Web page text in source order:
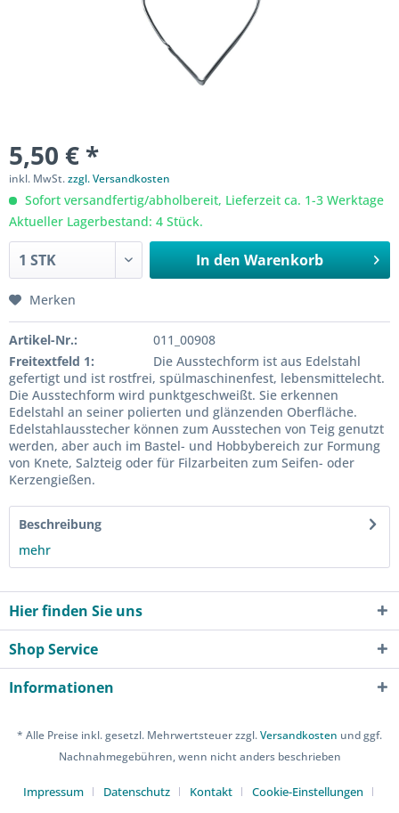
5,50 € *
inkl. MwSt.zzgl. Versandkosten
Sofort versandfertig/abholbereit, Lieferzeit ca. 1-3 Werktage
Aktueller Lagerbestand: 4 Stück.
In den Warenkorb
Merken
Artikel-Nr.:
011_00908
Freitextfeld 1:
Die Ausstechform ist aus Edelstahl
gefertigt und ist rostfrei, spülmaschinenfest, lebensmittelecht.
Die Ausstechform wird punktgeschweißt. Sie erkennen
Edelstahl an seiner polierten und glänzenden Oberfläche.
Edelstahlausstecher können zum Ausstechen von Teig genutzt
werden, aber auch im Bastel- und Hobbybereich zur Formung
von Knete, Salzteig oder für Filzarbeiten zum Seifen- oder
Kerzengießen.
Beschreibung
mehr
Hier finden Sie uns
Shop Service
Informationen
* Alle Preise inkl. gesetzl. Mehrwertsteuer zzgl.Versandkosten und ggf.
Nachnahmegebühren, wenn nicht anders beschrieben
Impressum Datenschutz Kontakt Cookie-Einstellungen